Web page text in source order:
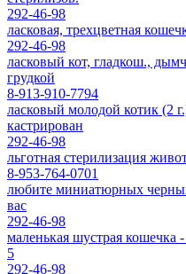
292-46-98
ласковая, трехцветная
292-46-98
ласковый кот, гладкош.,
грудкой
8-913-910-7794
ласковый молодой котик (2
кастрирован
292-46-98
льготная стерилизация
8-953-764-0701
любите миниатюрных
вас
292-46-98
маленькая шустрая кошечка
5
292-46-98